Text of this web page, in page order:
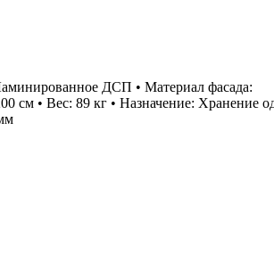
ДСП • Материал фасада:
см • Вес: 89 кг • Назначение: Хранение